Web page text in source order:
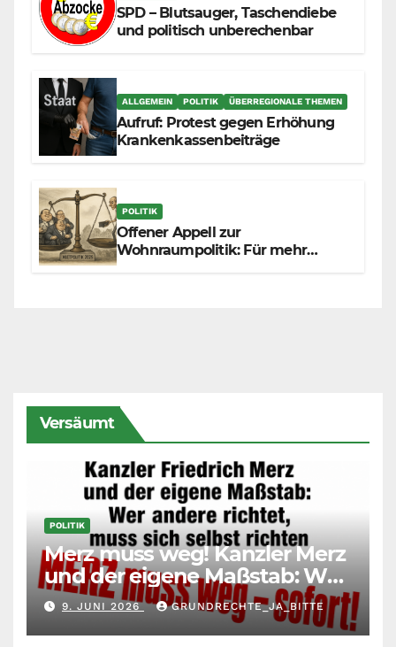
SPD – Blutsauger, Taschendiebe
und politisch unberechenbar
ALLGEMEIN POLITIK ÜBERREGIONALE THEMEN
Aufruf: Protest gegen Erhöhung
Krankenkassenbeiträge
POLITIK
Offener Appell zur
Wohnraumpolitik: Für mehr
Versäumt
POLITIK
Merz muss weg! Kanzler Merz
und der eigene Maßstab: Wer
andere richtet, muss sich
selbst richten
9. JUNI 2026 GRUNDRECHTE_JA_BITTE